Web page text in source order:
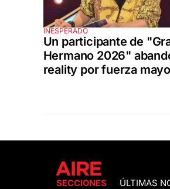
INESPERADO
Un participante de
Hermano 2026"
reality por fuerza
SECCIONES ÚLTIMAS